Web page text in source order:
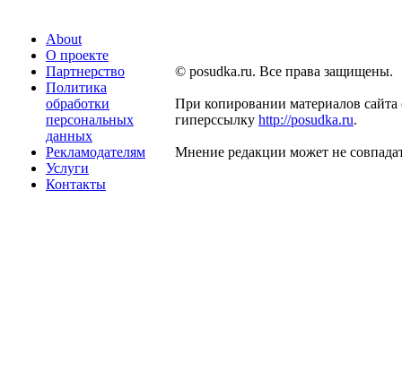
About
О проекте
Партнерство
Политика
обработки
персональных
данных
Рекламодателям
Услуги
Контакты
© posudka.ru. Все права защищены.
При копировании материалов сайта
гиперссылку http://posudka.ru.
Мнение редакции может не